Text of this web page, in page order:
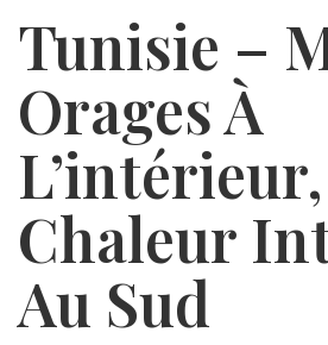
Tunisie –
Orages À
L’intérieur,
Chaleur
Au Sud